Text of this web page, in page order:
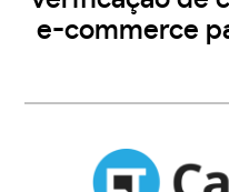
e-commerce